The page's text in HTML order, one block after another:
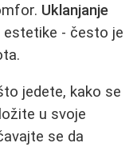
Uklanjanje
estetike - često je
jedete, kako se
u svoje
se da